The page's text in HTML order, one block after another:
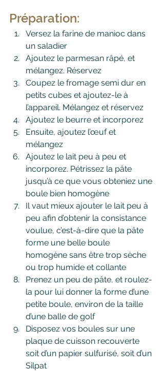
Préparation:
Versez la farine de manioc dans
un saladier
Ajoutez le parmesan râpé, et
mélangez. Réservez
Coupez le fromage semi dur en
petits cubes et ajoutez-le à
l’appareil. Mélangez et réservez
Ajoutez le beurre et incorporez
Ensuite, ajoutez l’œuf et
mélangez
Ajoutez le lait peu à peu et
incorporez. Pétrissez la pâte
jusqu’à ce que vous obteniez une
boule bien homogène
Il vaut mieux ajouter le lait peu à
peu afin d’obtenir la consistance
voulue, c’est-à-dire que la pâte
forme une belle boule
homogène sans être trop sèche
ou trop humide et collante
Prenez un peu de pâte, et roulez-
la pour lui donner la forme d’une
petite boule, environ de la taille
d’une balle de golf
Disposez vos boules sur une
plaque de cuisson recouverte
soit d’un papier sulfurisé, soit d’un
Silpat